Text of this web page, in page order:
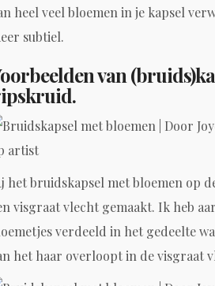
heel veel bloemen in je kapsel
subtiel.
van
het bruidskapsel met bloemen op
visgraat vlecht gemaakt. Ik heb
verdeeld in het gedeelte
het haar overloopt in de visgraat